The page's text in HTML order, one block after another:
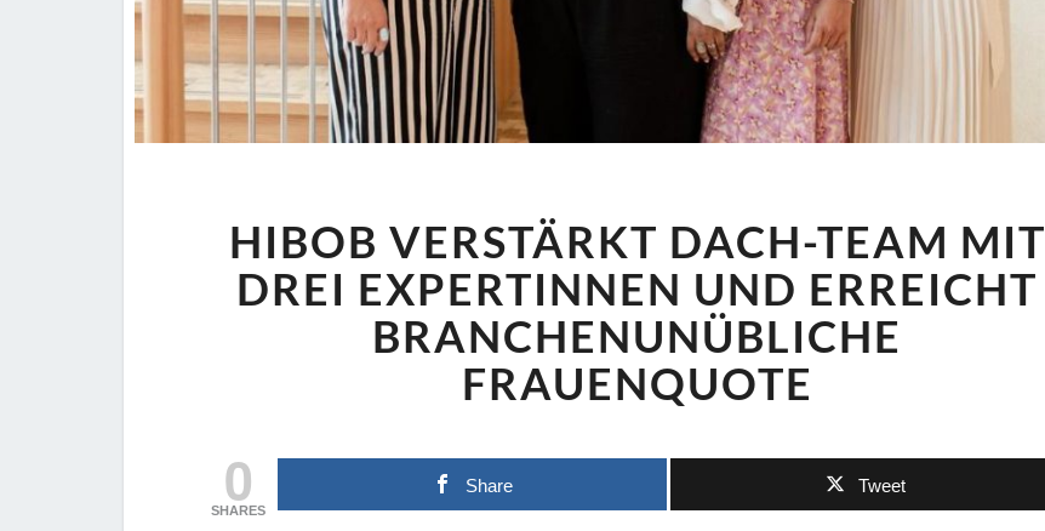
VERSTÄRKT
DACH-
TEAM
MIT
DREI
EXPERTINNEN
BRANCHENUNÜBLICHE
FRAUENQUOTE
HIBOB VERSTÄRKT DACH-TEAM MIT
DREI EXPERTINNEN UND ERREICHT
BRANCHENUNÜBLICHE
FRAUENQUOTE
0
SHARES
Share Tweet